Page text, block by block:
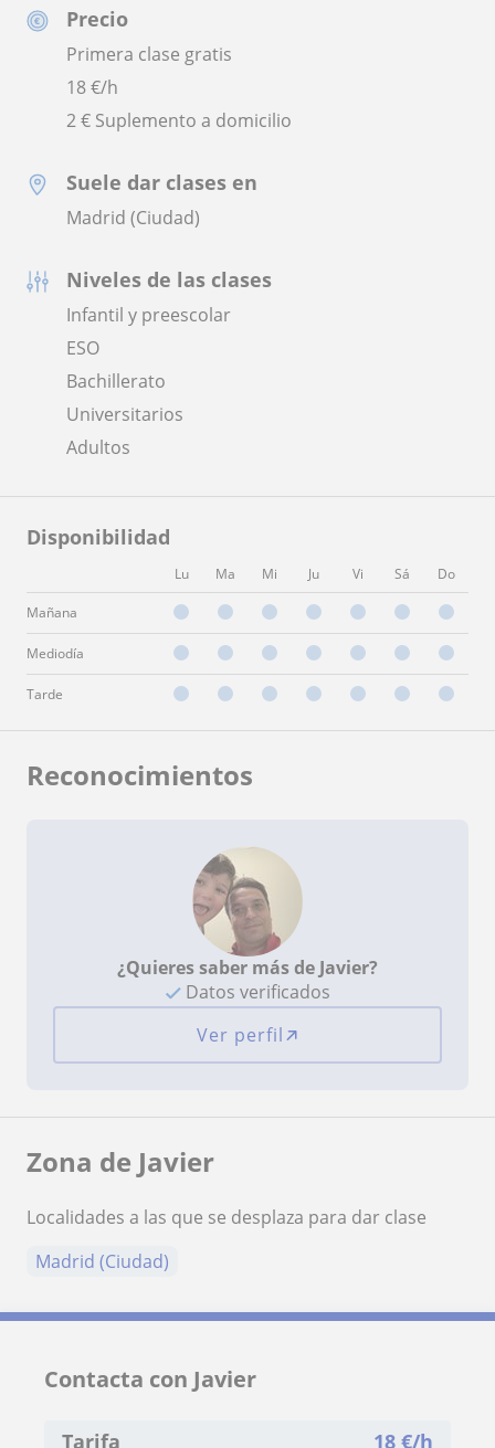
Precio
Primera clase gratis
18€/h
2 € Suplemento a domicilio
Suele dar clases en
Madrid (Ciudad)
Niveles de las clases
Infantil y preescolar
ESO
Bachillerato
Universitarios
Adultos
Disponibilidad
Lu Ma Mi Ju Vi Sá Do
Mañana
Mediodía
Tarde
Reconocimientos
¿Quieres saber más de Javier?
Datos verificados
Ver perfil
Zona de Javier
Localidades a las que se desplaza para dar clase
Madrid (Ciudad)
Contacta con Javier
Tarifa 18 €/h